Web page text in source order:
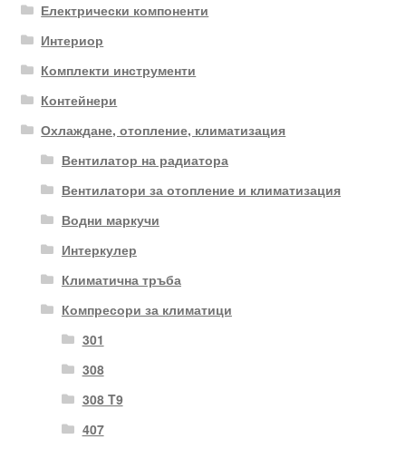
Електрически компоненти
Интериор
Комплекти инструменти
Контейнери
Охлаждане, отопление, климатизация
Вентилатор на радиатора
Вентилатори за отопление и климатизация
Водни маркучи
Интеркулер
Климатична тръба
Компресори за климатици
301
308
308 T9
407